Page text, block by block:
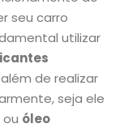
seu carro
utilizar
além de realizar
seja ele
ou óleo